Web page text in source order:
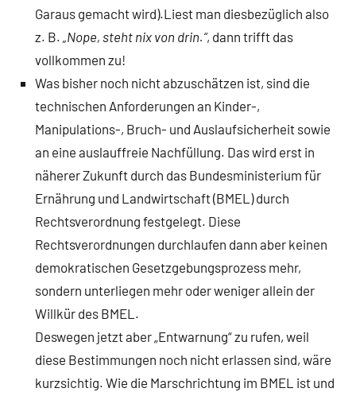
Garaus gemacht wird).Liest man diesbezüglich also
z. B. „Nope, steht nix von drin.“, dann trifft das
vollkommen zu!
Was bisher noch nicht abzuschätzen ist, sind die
technischen Anforderungen an Kinder-,
Manipulations-, Bruch- und Auslaufsicherheit sowie
an eine auslauffreie Nachfüllung. Das wird erst in
näherer Zukunft durch das Bundesministerium für
Ernährung und Landwirtschaft (BMEL) durch
Rechtsverordnung festgelegt. Diese
Rechtsverordnungen durchlaufen dann aber keinen
demokratischen Gesetzgebungsprozess mehr,
sondern unterliegen mehr oder weniger allein der
Willkür des BMEL.
Deswegen jetzt aber „Entwarnung“ zu rufen, weil
diese Bestimmungen noch nicht erlassen sind, wäre
kurzsichtig. Wie die Marschrichtung im BMEL ist und